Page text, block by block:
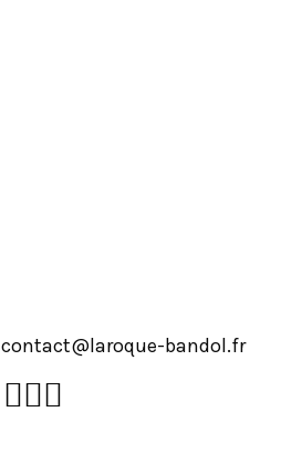
rf.lodnab-euqoral@tcatnoc